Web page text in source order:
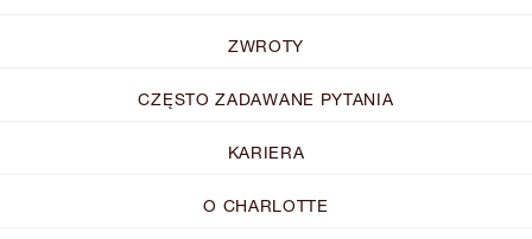
ZWROTY
CZĘSTO ZADAWANE PYTANIA
KARIERA
O CHARLOTTE